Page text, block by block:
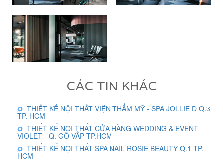
CÁC TIN KHÁC
THIẾT KẾ NỘI THẤT VIỆN THẨM MỸ - SPA JOLLIE D Q.3
TP. HCM
THIẾT KẾ NỘI THẤT CỬA HÀNG WEDDING & EVENT
VIOLET - Q. GÒ VẤP TP.HCM
THIẾT KẾ NỘI THẤT SPA NAIL ROSIE BEAUTY Q.1 TP.
HCM